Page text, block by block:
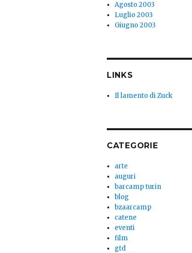
Agosto 2003
Luglio 2003
Giugno 2003
LINKS
Il lamento di Zuck
CATEGORIE
arte
auguri
barcamp turin
blog
bzaarcamp
catene
eventi
film
gtd